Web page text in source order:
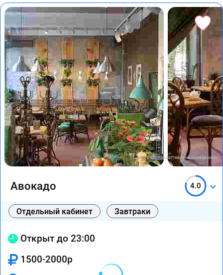
Фото предоставлены заведением
Авокадо 4.0
Отдельный кабинет Завтраки
Открыт до 23:00
1500-2000р